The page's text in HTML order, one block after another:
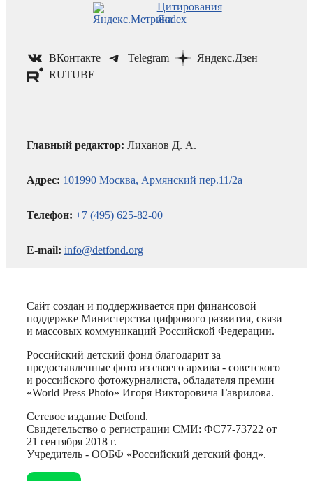
ВКонтакте Telegram
Яндекс.Дзен
RUTUBE
Главный редактор: Лиханов Д. А.
Адрес: 101990 Москва, Армянский пер.11/2а
Телефон: +7 (495) 625-82-00
E-mail: info@detfond.org
Сайт создан и поддерживается при финансовой
поддержке Министерства цифрового развития, связи
и массовых коммуникаций Российской Федерации.
Российский детский фонд благодарит за
предоставленные фото из своего архива - советского
и российского фотожурналиста, обладателя премии
«World Press Photo» Игоря Викторовича Гаврилова.
Сетевое издание Detfond.
Свидетельство о регистрации СМИ: ФС77-73722 от
21 сентября 2018 г.
Учредитель - ООБФ «Российский детский фонд».